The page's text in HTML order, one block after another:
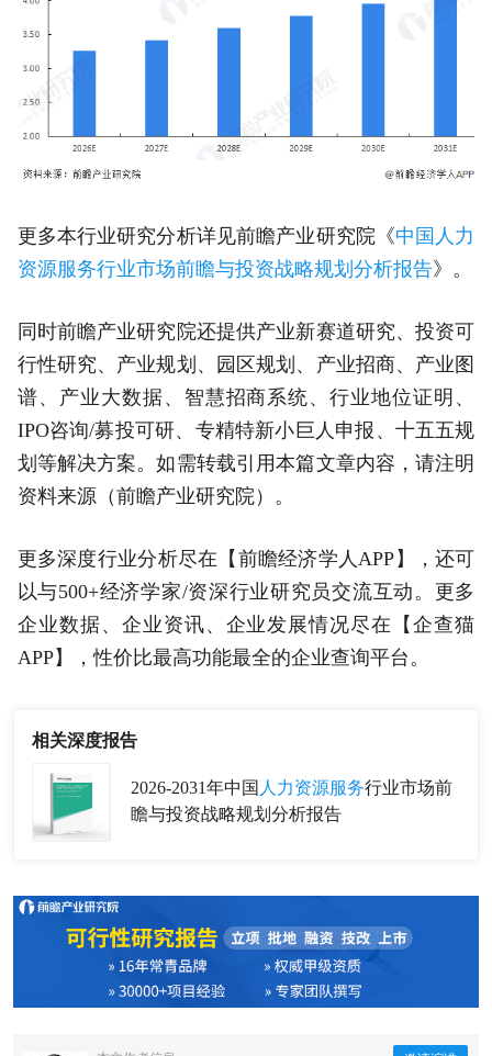
更多本行业研究分析详见前瞻产业研究院《中国人力
资源服务行业市场前瞻与投资战略规划分析报告》。
同时前瞻产业研究院还提供产业新赛道研究、投资可
行性研究、产业规划、园区规划、产业招商、产业图
谱、产业大数据、智慧招商系统、行业地位证明、
IPO咨询/募投可研、专精特新小巨人申报、十五五规
划等解决方案。如需转载引用本篇文章内容，请注明
资料来源（前瞻产业研究院）。
更多深度行业分析尽在【前瞻经济学人APP】，还可
以与500+经济学家/资深行业研究员交流互动。更多
企业数据、企业资讯、企业发展情况尽在【企查猫
APP】，性价比最高功能最全的企业查询平台。
相关深度报告
2026-2031年中国 人力资源服务行业市场前
瞻与投资战略规划分析报告